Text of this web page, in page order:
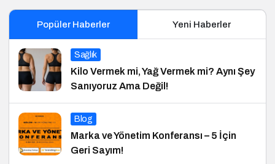
Popüler Haberler Yeni Haberler
Sağlık
Kilo Vermek mi, Yağ Vermek mi? Aynı Şey
Sanıyoruz Ama Değil!
Blog
Marka ve Yönetim Konferansı – 5 İçin
Geri Sayım!